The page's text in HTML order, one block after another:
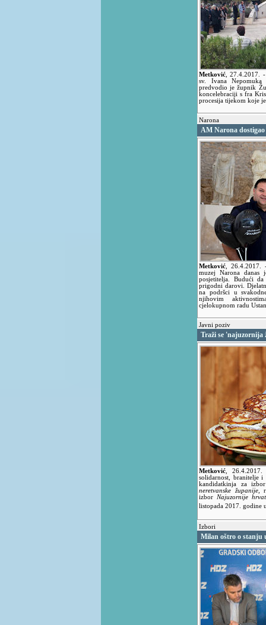
Metković ,27.4.2017. -
sv. Ivana
predvodio je župnik
koncelebraciji s fra
procesija tijekom koje
Narona
AM Narona
Metković ,26.4.2017.
muzej Narona danas
posjetitelja. Budući
prigodni darovi.
na podršci u
njihovim
cjelokupnom radu
Javni poziv
Traži se 'najuzornija
Metković
solidarnost, branitelje
kandidatkinja za
neretvanske županije,
izbor Najuzornije
listopada 2017. godine
Izbori
Milan oštro o stanju